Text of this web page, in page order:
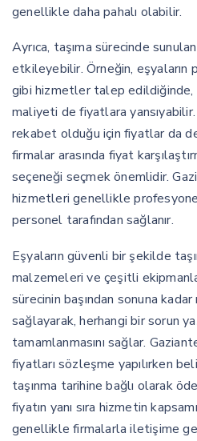
genellikle daha pahalı olabilir.
Ayrıca, taşıma sürecinde
etkileyebilir. Örneğin, eşyaların
gibi hizmetler talep
maliyeti de fiyatlara yansıyabilir.
rekabet olduğu için fiyatlar da
firmalar arasında fiyat
seçeneği seçmek önemlidir.
hizmetleri genellikle
personel tarafından sağlanır.
Eşyaların güvenli bir şekilde
malzemeleri ve çeşitli
sürecinin başından sonuna
sağlayarak, herhangi bir sorun
tamamlanmasını sağlar.
fiyatları sözleşme yapılırken
taşınma tarihine bağlı olarak
fiyatın yanı sıra hizmetin
genellikle firmalarla iletişime